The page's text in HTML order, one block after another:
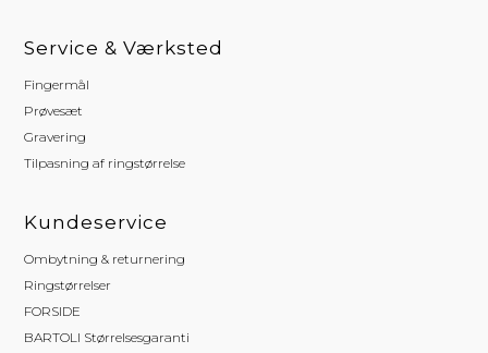
Service & Værksted
Fingermål
Prøvesæt
Gravering
Tilpasning af ringstørrelse
Kundeservice
Ombytning & returnering
Ringstørrelser
FORSIDE
BARTOLI Størrelsesgaranti